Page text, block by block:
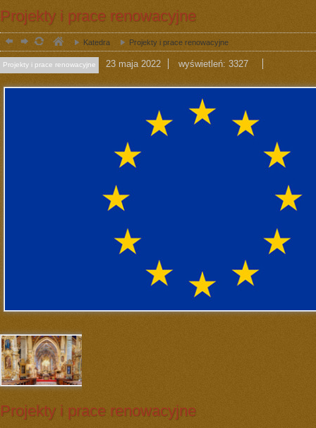
Projekty i prace renowacyjne
Katedra Projekty i prace renowacyjne
Projekty i prace renowacyjne 23 maja 2022 wyświetleń: 3327
Projekty i prace renowacyjne